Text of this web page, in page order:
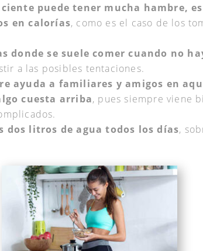
puede tener mucha hambre,
en calorías, como es el caso de los
donde se suele comer cuando no
a las posibles tentaciones.
ayuda a familiares y amigos en
cuesta arriba, pues siempre viene
dos litros de agua todos los días,